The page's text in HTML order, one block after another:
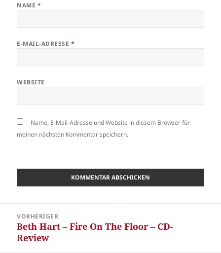
NAME *
E-MAIL-ADRESSE *
WEBSITE
Name, E-Mail-Adresse und Website in diesem Browser für
meinen nächsten Kommentar speichern.
VORHERIGER
Vorheriger
Beitrag:
Beth Hart – Fire On The Floor – CD-
Review